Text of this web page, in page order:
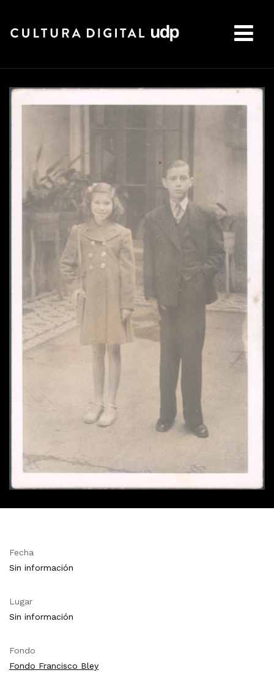
Fecha
Sin información
Lugar
Sin información
Fondo
Fondo Francisco Bley